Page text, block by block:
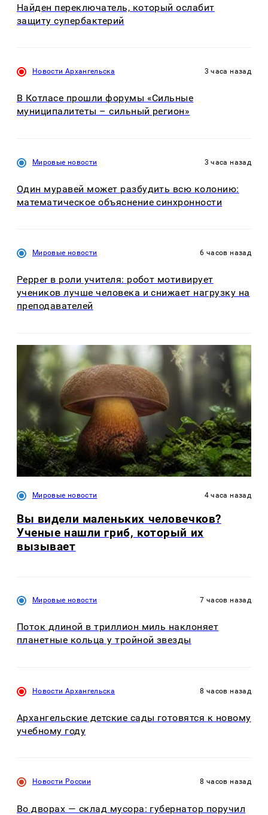
Найден переключатель, который ослабит
защиту супербактерий
Новости Архангельска 3 часа назад
В Котласе прошли форумы «Сильные
муниципалитеты – сильный регион»
Мировые новости 3 часа назад
Один муравей может разбудить всю колонию:
математическое объяснение синхронности
Мировые новости 6 часов назад
Pepper в роли учителя: робот мотивирует
учеников лучше человека и снижает нагрузку на
преподавателей
Мировые новости 4 часа назад
Вы видели маленьких человечков?
Ученые нашли гриб, который их
вызывает
Мировые новости 7 часов назад
Поток длиной в триллион миль наклоняет
планетные кольца у тройной звезды
Новости Архангельска 8 часов назад
Архангельские детские сады готовятся к новому
учебному году
Новости России 8 часов назад
Во дворах — склад мусора: губернатор поручил